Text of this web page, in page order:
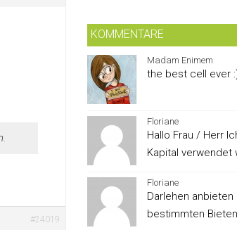
#24019
KOMMENTARE
Madam Enimem
the best cell ever
Floriane
Hallo Frau / Herr
Kapital verwendet
Floriane
Darlehen
bestimmten